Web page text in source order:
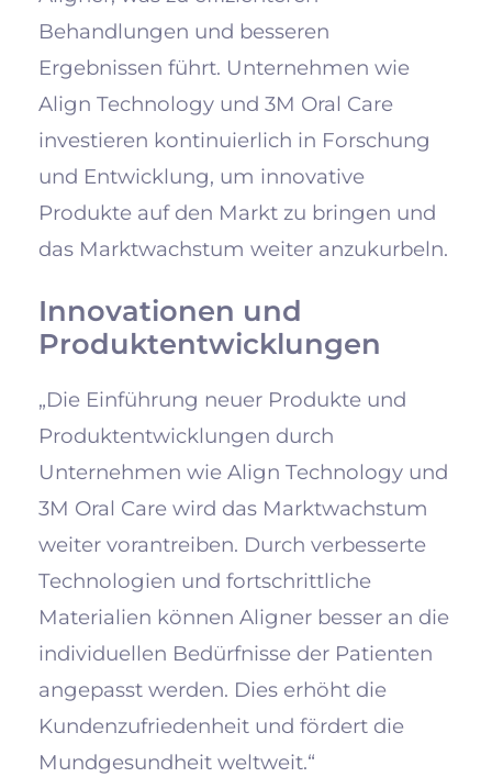
Behandlungen und besseren
Ergebnissen führt. Unternehmen wie
Align Technology und 3M Oral Care
investieren kontinuierlich in Forschung
und Entwicklung, um innovative
Produkte auf den Markt zu bringen und
das Marktwachstum weiter anzukurbeln.
Innovationen und
Produktentwicklungen
„Die Einführung neuer Produkte und
Produktentwicklungen durch
Unternehmen wie Align Technology und
3M Oral Care wird das Marktwachstum
weiter vorantreiben. Durch verbesserte
Technologien und fortschrittliche
Materialien können Aligner besser an die
individuellen Bedürfnisse der Patienten
angepasst werden. Dies erhöht die
Kundenzufriedenheit und fördert die
Mundgesundheit weltweit.“